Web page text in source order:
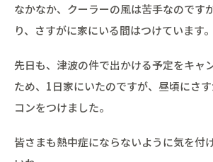
なかなか、クーラーの風は苦手なのです
り、さすがに家にいる間はつけています。
先日も、津波の件で出かける予定をキャ
ため、1日家にいたのですが、昼頃にさ
コンをつけました。
皆さまも熱中症にならないように気を付